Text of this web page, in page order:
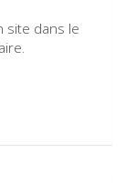
site dans le